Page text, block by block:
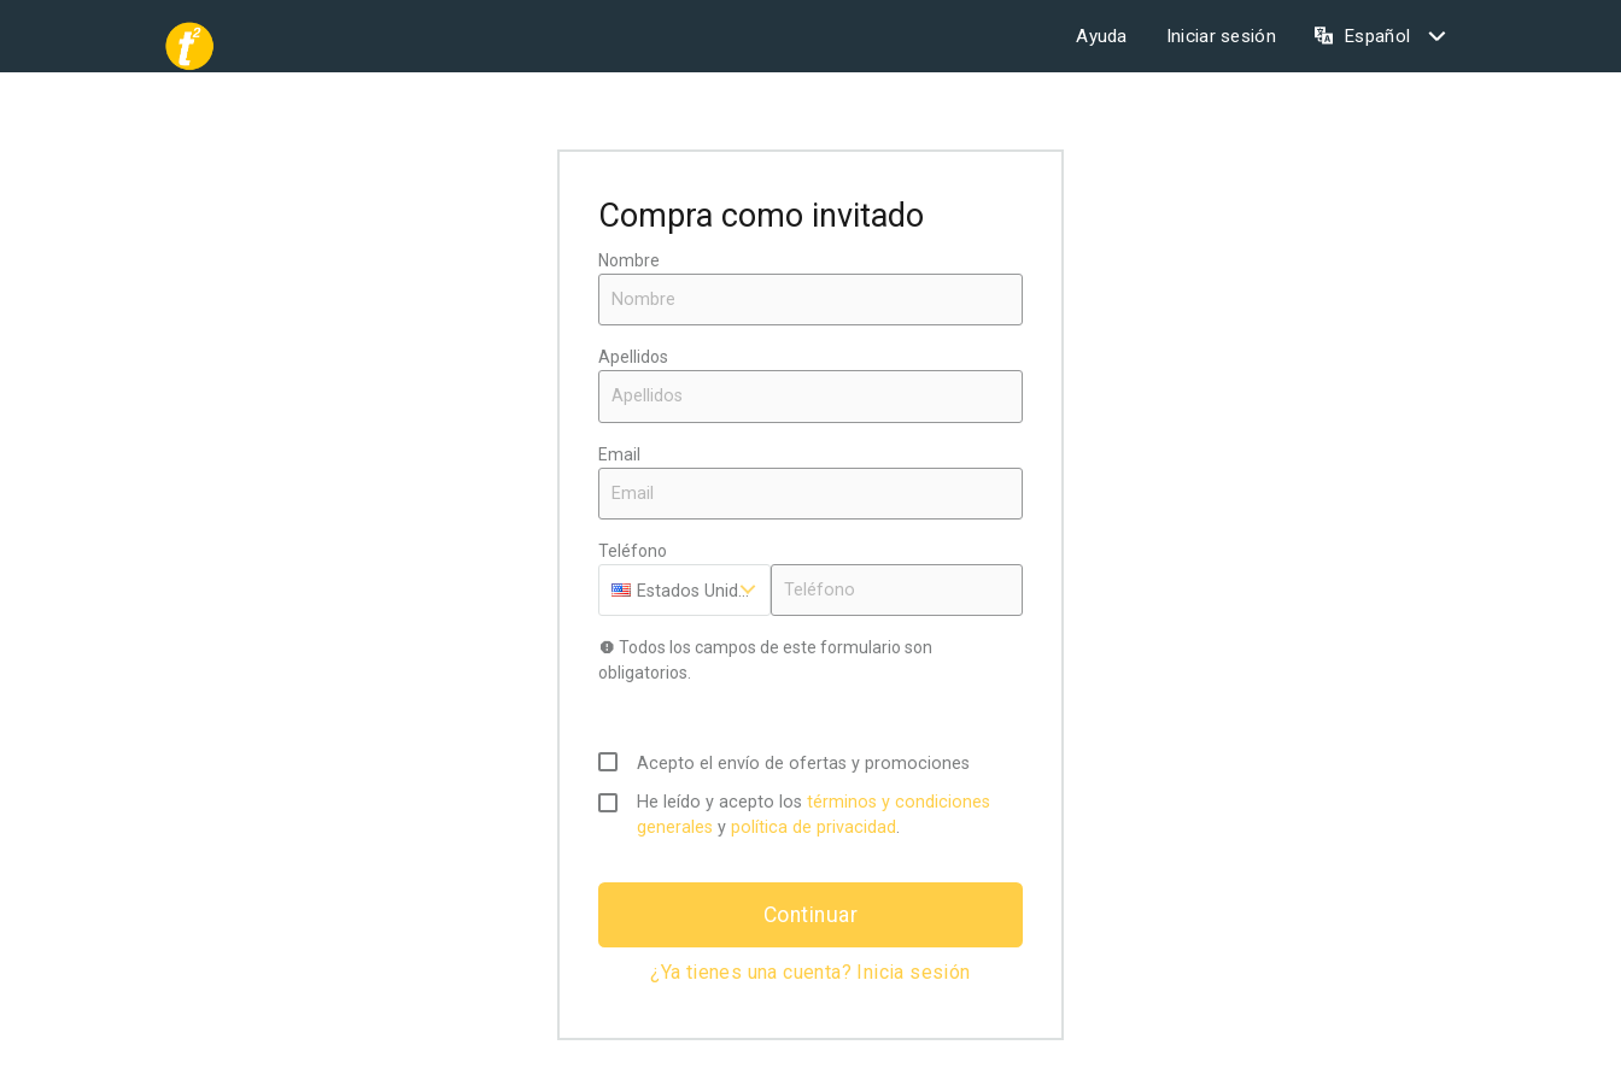
Español
Iniciar sesión
Ayuda
Compra como invitado
Nombre
Apellidos
Email
Teléfono
Estados Unidos (1)
Todos los campos de este formulario son
obligatorios.
Acepto el envío de ofertas y promociones
He leído y acepto los términos y condiciones
generales y política de privacidad.
Continuar
¿Ya tienes una cuenta? Inicia sesión